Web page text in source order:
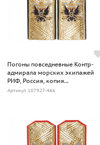
Погоны повседневные Контр-
адмирала морских экипажей
РИФ, Россия, копия...
Артикул 107927-466